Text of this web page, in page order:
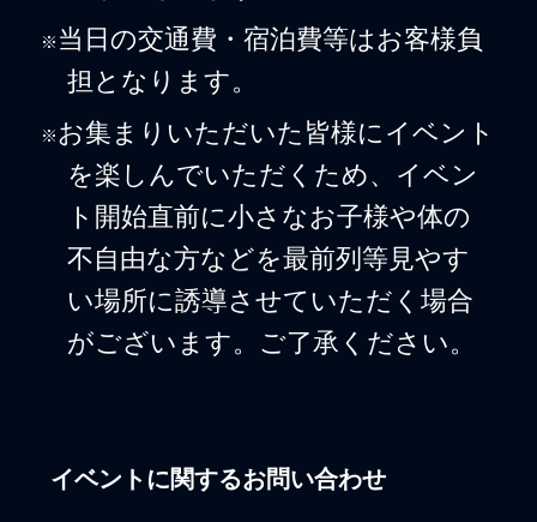
※ 当日の交通費・宿泊費等はお客様負
担となります。
※お集まりいただいた皆様にイベント
を楽しんでいただくため、イベン
ト開始直前に小さなお子様や体の
不自由な方などを最前列等見やす
い場所に誘導させていただく場合
がございます。ご了承ください。
イベントに関するお問い合わせ